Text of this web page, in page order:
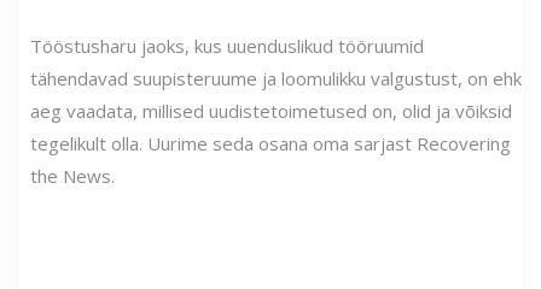
Tööstusharu jaoks, kus uuenduslikud tööruumid
tähendavad suupisteruume ja loomulikku valgustust, on ehk
aeg vaadata, millised uudistetoimetused on, olid ja võiksid
tegelikult olla. Uurime seda osana oma sarjast Recovering
the News.